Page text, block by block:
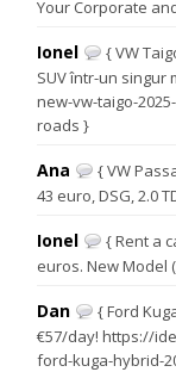
Your Corporate
Ionel
{ VW
SUV într-un
new-vw-taigo-
roads }
Ana
{ VW
43 euro, DSG, 2.0
Ionel
{ Rent a
euros. New Model
Dan
{ Ford
€57/day! https://
ford-kuga-hybrid-